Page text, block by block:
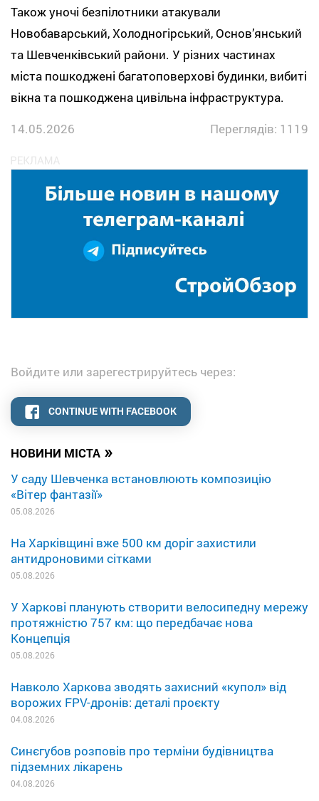
НОВИНИ МІСТА »
У саду Шевченка встановлюють композицію
«Вітер фантазії»
05.08.2026
На Харківщині вже 500 км доріг захистили
антидроновими сітками
05.08.2026
У Харкові планують створити велосипедну мережу
протяжністю 757 км: що передбачає нова
Концепція
05.08.2026
Навколо Харкова зводять захисний «купол» від
ворожих FPV-дронів: деталі проєкту
04.08.2026
Синєгубов розповів про терміни будівництва
підземних лікарень
04.08.2026
Також уночі безпілотники атакували
Новобаварський, Холодногірський, Основ’янський
та Шевченківський райони. У різних частинах
міста пошкоджені багатоповерхові будинки, вибиті
вікна та пошкоджена цивільна інфраструктура.
14.05.2026
Переглядів: 1119
Войдите или зарегестрируйтесь через:
CONTINUE WITH FACEBOOK